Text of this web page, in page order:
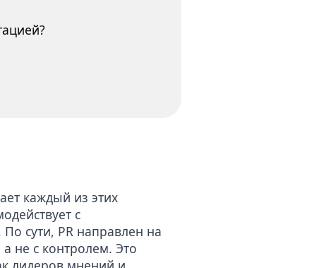
каждый из этих
с
сути, PR направлен на
не с контролем. Это